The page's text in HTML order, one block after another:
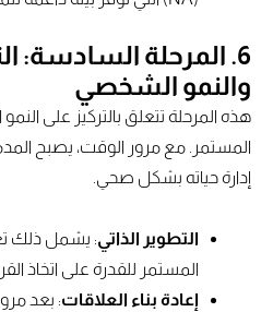
6. المرحلة السادسة:
والنمو الشخصي
هذه المرحلة تتعلق بالتركيز على
المستمر. مع مرور الوقت، يصبح
إدارة حياته بشكل صحي.
التطوير الذاتي : يشمل ذلك
المستمر للقدرة على اتخاذ
إعادة بناء العلاقات: بعد مرور